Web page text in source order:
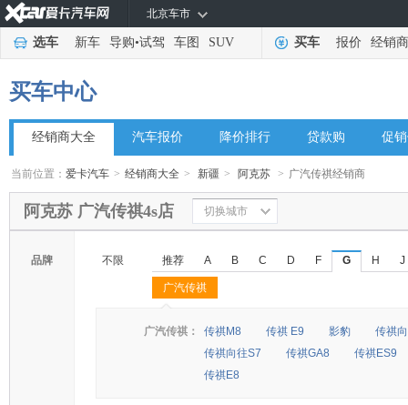
北京车市
选车 新车 导购•试驾 车图 SUV 买车 报价 经销商
买车中心
经销商大全 汽车报价 降价排行 贷款购 促
当前位置：爱卡汽车 > 经销商大全 > 新疆 > 阿克苏 > 广汽传祺经销商
阿克苏 广汽传祺4s店 切换城市
品牌 不限 推荐 A B C D F G H J
广汽传祺
◆
◆
广汽传祺： 传祺M8 传祺 E9 影豹
传祺
传祺向往S7
传祺GA8
传祺ES9
传祺E8